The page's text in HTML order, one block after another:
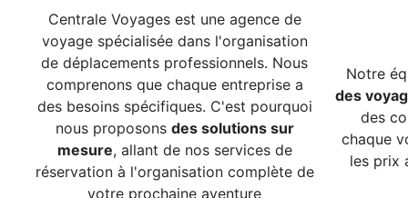
Centrale Voyages est une agence de
voyage spécialisée dans l'organisation
de déplacements professionnels. Nous
comprenons que chaque entreprise a
des besoins spécifiques. C'est pourquoi
nous proposons des solutions sur
mesure, allant de nos services de
réservationà l'organisation complète de
votre prochaine aventure
Notre
des
des
chaque
les prix